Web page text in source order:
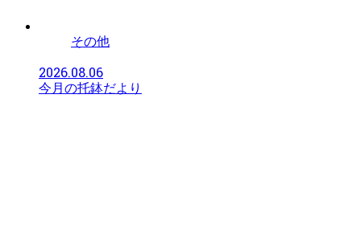
その他
2026.08.06
今月の托鉢だより